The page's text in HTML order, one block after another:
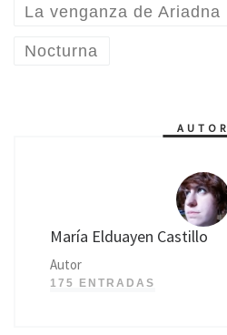
La venganza de Ariadna
Nocturna
AUTOR
María Elduayen Castillo
Autor
175 ENTRADAS